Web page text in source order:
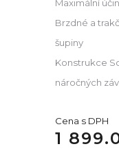
Maximální
Brzdné a
šupiny
Konstrukce
náročných
Cena s DPH
1